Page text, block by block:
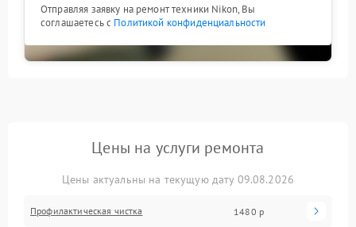
Отправляя заявку на ремонт техники Nikon, Вы
соглашаетесь с Политикой конфиденциальности
Цены на услуги ремонта
Цены актуальны на текущую дату 09.08.2026
Профилактическая чистка 1480 р